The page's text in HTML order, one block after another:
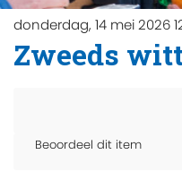
donderdag, 14 mei 2026
Zweeds
Beoordeel dit item